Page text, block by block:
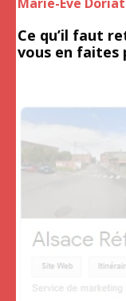
Ce qu’il faut
vous en faites